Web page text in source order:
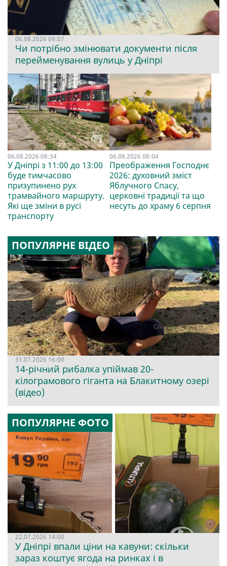
06.08.2026 09:07
Чи потрібно змінювати документи після
перейменування вулиць у Дніпрі
06.08.2026 08:34
У Дніпрі з 11:00 до 13:00
буде тимчасово
призупинено рух
трамвайного маршруту.
Які ще зміни в русі
транспорту
06.08.2026 08:04
Преображення Господнє
2026: духовний зміст
Яблучного Спасу,
церковні традиції та що
несуть до храму 6 серпня
ПОПУЛЯРНЕ ВІДЕО
31.07.2026 16:00
14-річний рибалка упіймав 20-
кілограмового гіганта на Блакитному озері
(відео)
ПОПУЛЯРНЕ ФОТО
22.07.2026 14:00
У Дніпрі впали ціни на кавуни: скільки
зараз коштує ягода на ринках і в